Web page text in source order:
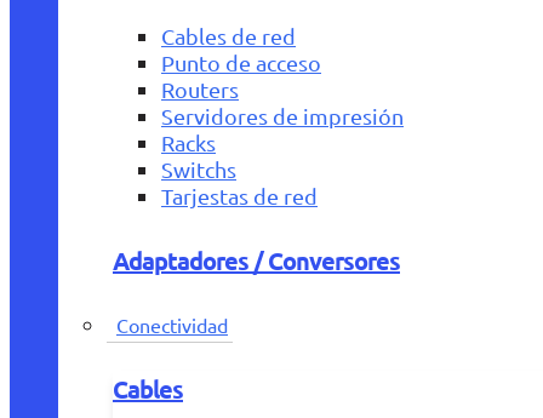
Cables de red
Punto de acceso
Routers
Servidores de impresión
Racks
Switchs
Tarjestas de red
Adaptadores / Conversores
Conectividad
Cables